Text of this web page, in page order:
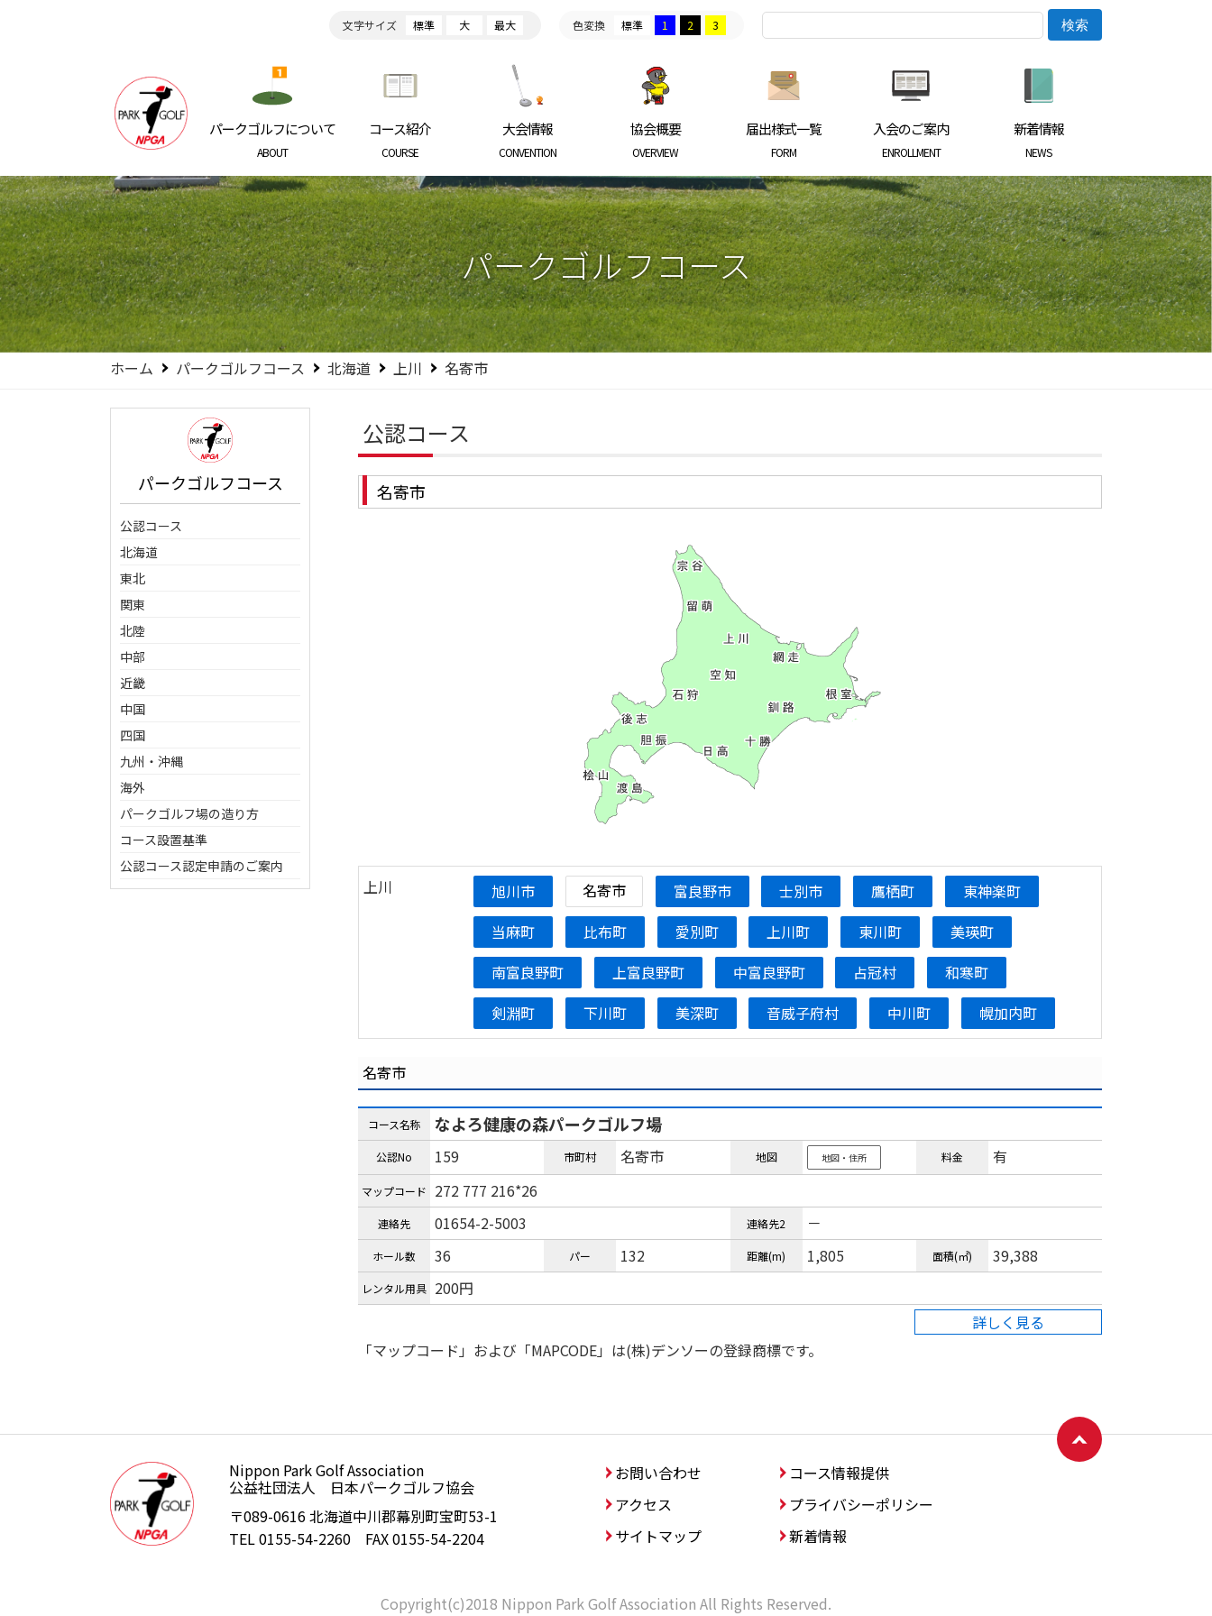
文字サイズ 標準 大 最大 色変換 標準 1 2 3
日本パークゴルフ協会 NIPPON PARKGOLF ASSOCIATION
パークゴルフについて
ABOUT
コース紹介
COURSE
大会情報
CONVENTION
協会概要
OVERVIEW
届出様式一覧
FORM
入会のご案内
ENROLLMENT
新着情報
NEWS
パークゴルフコース
ホーム パークゴルフコース 北海道 上川 名寄市
パークゴルフコース
公認コース
北海道
東北
関東
北陸
中部
近畿
中国
四国
九州・沖縄
海外
パークゴルフ場の造り方
コース設置基準
公認コース認定申請のご案内
公認コース
名寄市
上川 旭川市 名寄市 富良野市 士別市 鷹栖町
東神楽町
当麻町
比布町 愛別町 上川町 東川町
美瑛町
南富良野町
上富良野町 中富良野町 占冠村
和寒町
剣淵町
下川町 美深町 音威子府村 中川町 幌加内町
名寄市
コース名称 なよろ健康の森パークゴルフ場
公認No 159 市町村 名寄市 地図 地図・住所 料金 有
マップコード 272 777 216*26
連絡先 01654-2-5003 連絡先2 －
ホール数 36 パー 132 距離(m) 1,805 面積(㎡) 39,388
レンタル用具 200円
詳しく見る
「マップコード」および「MAPCODE」は(株)デンソーの登録商標です。
公益社団法人日本パークゴルフ協会
Nippon Park Golf Association
公益社団法人 日本パークゴルフ協会
〒089-0616 北海道中川郡幕別町宝町53-1
TEL 0155-54-2260 FAX 0155-54-2204
ページトップへ戻る
お問い合わせ
コース情報提供
アクセス
プライバシーポリシー
サイトマップ
新着情報
Copyright(c)2018 Nippon Park Golf Association All Rights Reserved.